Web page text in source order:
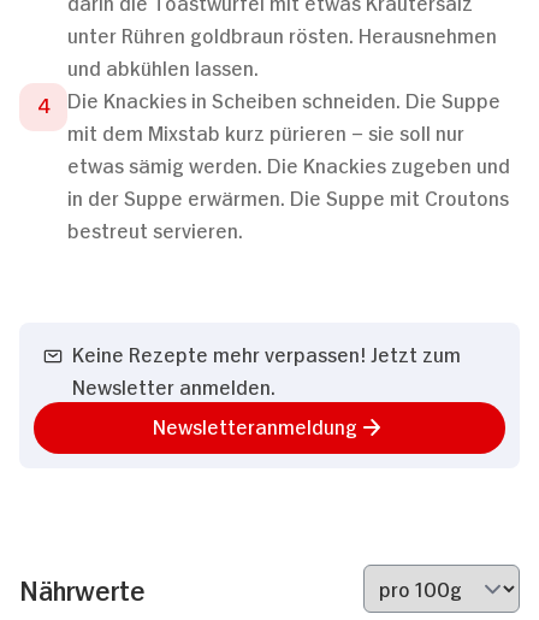
unter Rühren goldbraun rösten. Herausnehmen
und abkühlen lassen.
Die Knackies in Scheiben schneiden. Die Suppe
mit dem Mixstab kurz pürieren – sie soll nur
etwas sämig werden. Die Knackies zugeben und
in der Suppe erwärmen. Die Suppe mit Croutons
bestreut servieren.
Keine Rezepte mehr verpassen! Jetzt zum
Newsletter anmelden.
Newsletteranmeldung
Nährwerte